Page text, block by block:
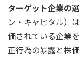
ターゲット企業の
ン・キャピタル）
価されている企業
正行為の暴露と株